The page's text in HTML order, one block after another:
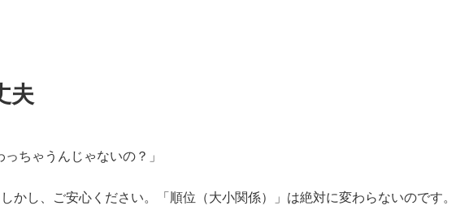
夫
ちゃうんじゃないの？」
かし、ご安心ください。「順位（大小関係）」は絶対に変わらないのです。